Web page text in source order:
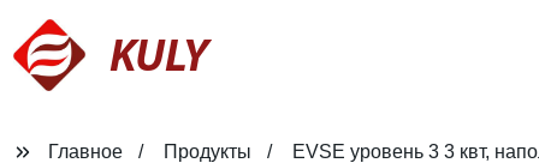
KULY
Главное Продукты EVSE уровень 3 3 квт,